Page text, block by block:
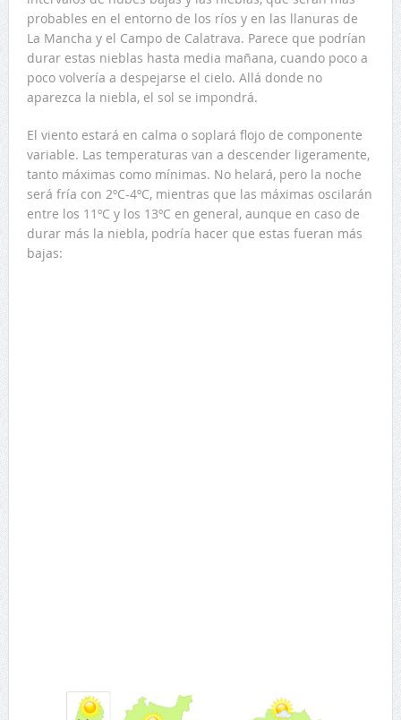
probables en el entorno de los ríos y en las llanuras de
La Mancha y el Campo de Calatrava. Parece que podrían
durar estas nieblas hasta media mañana, cuando poco a
poco volvería a despejarse el cielo. Allá donde no
aparezca la niebla, el sol se impondrá.
El viento estará en calma o soplará flojo de componente
variable. Las temperaturas van a descender ligeramente,
tanto máximas como mínimas. No helará, pero la noche
será fría con 2ºC-4ºC, mientras que las máximas oscilarán
entre los 11ºC y los 13ºC en general, aunque en caso de
durar más la niebla, podría hacer que estas fueran más
bajas: